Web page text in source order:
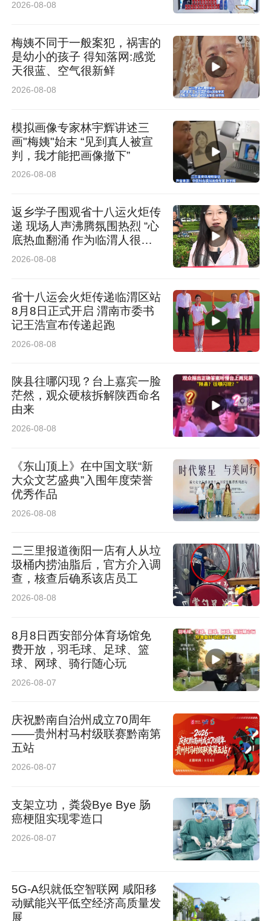
报告》，党委副书记袁力作的《学院工会工作报
查报告》，第二届提案工作委员会主任冯晓敏作
的《提案工作报告》。
个规划”展开讨论，立足教学科研、管理服务、师
生权益保障等方面提出建设性意见，积极建言献
策。学院领导深入各代表团，听取意见建议，回
大会审议通过了学院工作报告、财务工作报告、
工会工作报告、工会经费审查报告、提案工作报
优秀提案（人）和提案承办先进单位。选举产生
了第二届工会委员会、经费审查委员会、女职工
委员会和第二届工会委员会主席、副主席，新当
选的工会主席袁力作了表态发言。
5月29日下午，大会胜利闭幕，李志刚致闭幕
词。他指出，大会各项决议顺应职教改革趋势、
性、操作性和前瞻性。他要求，要建强工会组
织，牢固树立以教职工为中心的工作理念，围绕
学院当前各项重点任务，团结带领广大教职工立
足岗位、爱岗敬业、创先争优。要坚持目标引
领，在规划实施中积蓄优势，牢固树立“一盘
棋”思想，落实上下联动、分工负责、督查督办闭
图变成实景图。要强化统筹协调，全力攻坚“双高
建设计划”，从严从细做好办学能力评价，严守底
线思维确保安全稳定，做到各项工作统筹兼顾、
要强化实干担当，提升履职能力，将意见建议变
成推动学院发展的具体举措和实际成效，在狠抓
大会号召，2026年中国共产党成立105周年，
是“十五五”规划开局之年，是创建陕西省高水平
高职学校的攻坚之年。全体教职工要更加紧密地
团结在以习近平同志为核心的党中央周围，深入
学习贯彻习近平总书记关于教育的重要论述、关
2026-08-08
梅姨不同于一般案犯，祸害的
是幼小的孩子 得知落网:感觉
天很蓝、空气很新鲜
2026-08-08
模拟画像专家林宇辉讲述三
画"梅姨"始末 “见到真人被宣
判，我才能把画像撤下”
2026-08-08
返乡学子围观省十八运火炬传
递 现场人声沸腾氛围热烈 “心
底热血翻涌 作为临渭人很荣
耀”
2026-08-08
省十八运会火炬传递临渭区站
8月8日正式开启 渭南市委书
记王浩宣布传递起跑
2026-08-08
陕县往哪闪现？台上嘉宾一脸
茫然，观众硬核拆解陕西命名
由来
2026-08-08
《东山顶上》在中国文联“新
大众文艺盛典”入围年度荣誉
优秀作品
2026-08-08
二三里报道衡阳一店有人从垃
圾桶内捞油脂后，官方介入调
查，核查后确系该店员工
2026-08-08
8月8日西安部分体育场馆免
费开放，羽毛球、足球、篮
球、网球、骑行随心玩
2026-08-07
庆祝黔南自治州成立70周年
——贵州村马村级联赛黔南第
五站
2026-08-07
支架立功，粪袋Bye Bye 肠
癌梗阻实现零造口
2026-08-07
5G-A织就低空智联网 咸阳移
动赋能兴平低空经济高质量发
展